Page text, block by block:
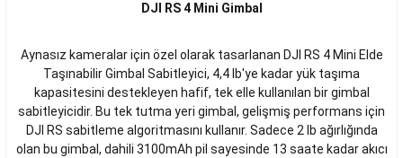
DJI RS 4 Mini Gimbal
Aynasız kameralar için özel olarak tasarlanan DJI RS 4 Mini Elde
Taşınabilir Gimbal Sabitleyici, 4,4 lb'ye kadar yük taşıma
kapasitesini destekleyen hafif, tek elle kullanılan bir gimbal
sabitleyicidir. Bu tek tutma yeri gimbal, gelişmiş performans için
DJI RS sabitleme algoritmasını kullanır. Sadece 2 lb ağırlığında
olan bu gimbal, dahili 3100mAh pil sayesinde 13 saate kadar akıcı